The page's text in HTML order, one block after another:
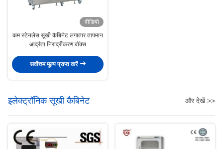
वीडियो
कम स्टेनलेस सूखी कैबिनेट लगातार तापमान
आर्द्रता निरार्द्रीकरण बॉक्स
सर्वोत्तम मूल्य प्राप्त करें
इलेक्ट्रॉनिक सूखी कैबिनेट और देखें >>